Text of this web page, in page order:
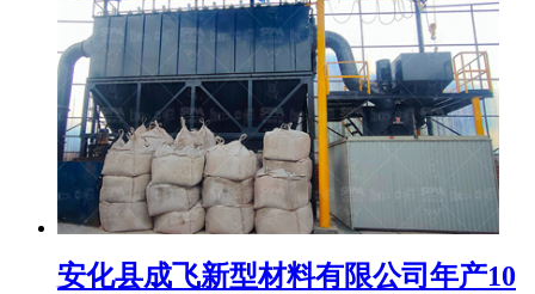
安化县成飞新型材料有限公司年产10